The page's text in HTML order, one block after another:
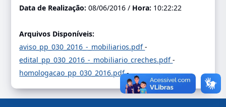
Data de Realização:08/06/2016 / Hora: 10:22:22
Arquivos Disponíveis:
aviso_pp_030_2016_-_mobiliarios.pdf-
edital_pp_030_2016_-_mobiliario_creches.pdf-
homologacao_pp_030_2016.pdf-